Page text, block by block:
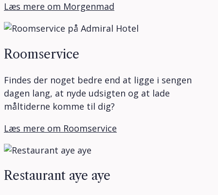
Læs mere om Morgenmad
Roomservice
Findes der noget bedre end at ligge i sengen
dagen lang, at nyde udsigten og at lade
måltiderne komme til dig?
Læs mere om Roomservice
Restaurant aye aye